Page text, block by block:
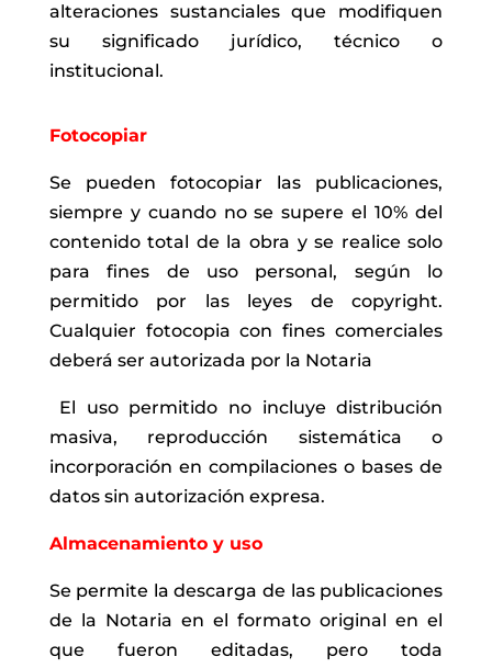
alteraciones sustanciales que modifiquen
su significado jurídico, técnico o
institucional.
Fotocopiar
Se pueden fotocopiar las publicaciones,
siempre y cuando no se supere el 10% del
contenido total de la obra y se realice solo
para fines de uso personal, según lo
permitido por las leyes de copyright.
Cualquier fotocopia con fines comerciales
deberá ser autorizada por la Notaria
El uso permitido no incluye distribución
masiva, reproducción sistemática o
incorporación en compilaciones o bases de
datos sin autorización expresa.
Almacenamiento y uso
Se permite la descarga de las publicaciones
de la Notaria en el formato original en el
que fueron editadas, pero toda